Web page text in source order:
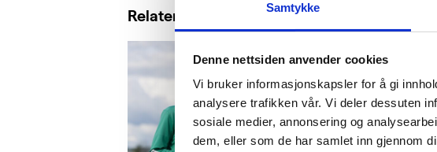
Samtykke
Denne nettsiden anvender cookies
Vi bruker informasjonskapsler for å gi
analysere trafikken vår. Vi deler dessuten
sosiale medier, annonsering og
dem, eller som de har samlet inn gjennom
Relaterte saker